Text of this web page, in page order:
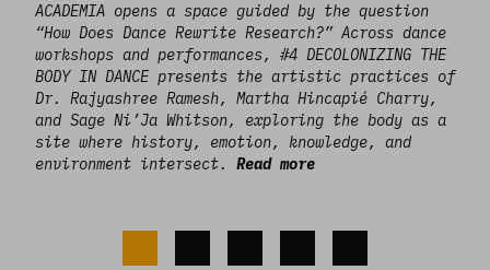
ACADEMIA opens a space guided by the question
“How Does Dance Rewrite Research?” Across dance
workshops and performances, #4 DECOLONIZING THE
BODY IN DANCE presents the artistic practices of
Dr. Rajyashree Ramesh, Martha Hincapié Charry,
and Sage Ni’Ja Whitson, exploring the body as a
site where history, emotion, knowledge, and
environment intersect. Read more